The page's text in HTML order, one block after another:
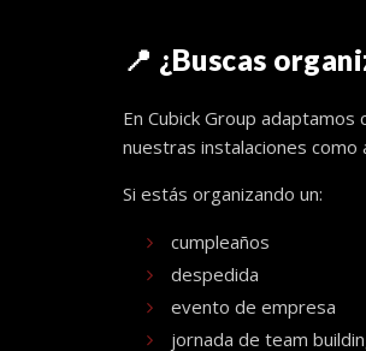
📍 ¿Buscas
En Cubick Group
nuestras instalaciones como
Si estás organizando un:
cumpleaños
despedida
evento de empresa
jornada de team